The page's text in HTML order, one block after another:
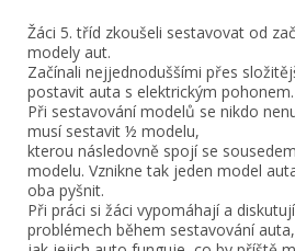
Žáci 5. tříd zkoušeli sestavovat od
modely aut.
Začínali nejjednoduššími přes
postavit auta s elektrickým pohonem.
Při sestavování modelů se nikdo
musí sestavit ½ modelu,
kterou následovně spojí se
modelu. Vznikne tak jeden model
oba pyšnit.
Při práci si žáci vypomáhají a
problémech během sestavování auta,